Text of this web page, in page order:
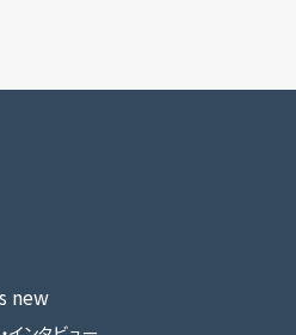
new